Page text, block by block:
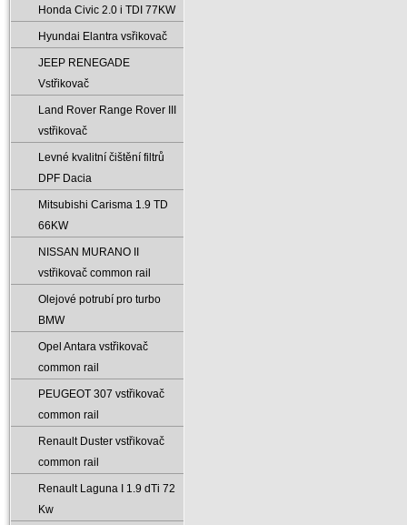
Honda Civic 2.0 i TDI 77KW
Hyundai Elantra vsřikovač
JEEP RENEGADE
Vstřikovač
Land Rover Range Rover III
vstřikovač
Levné kvalitní čištění filtrů
DPF Dacia
Mitsubishi Carisma 1.9 TD
66KW
NISSAN MURANO II
vstřikovač common rail
Olejové potrubí pro turbo
BMW
Opel Antara vstřikovač
common rail
PEUGEOT 307 vstřikovač
common rail
Renault Duster vstřikovač
common rail
Renault Laguna I 1.9 dTi 72
Kw